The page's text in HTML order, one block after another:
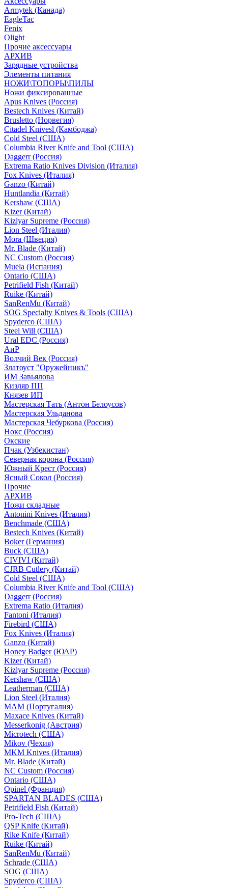
Armytek (Канада)
EagleTac
Fenix
Olight
Прочие аксессуары
АРХИВ
Зарядные устройства
Элементы питания
НОЖИ\ТОПОРЫ\ПИЛЫ
Ножи фиксированные
Apus Knives (Россия)
Bestech Knives (Китай)
Brusletto (Норвегия)
Citadel Knivesl (Камбоджа)
Cold Steel (США)
Columbia River Knife and Tool (США)
Daggerr (Россия)
Extrema Ratio Knives Division (Италия)
Fox Knives (Италия)
Ganzo (Китай)
Huntlandia (Китай)
Kershaw (США)
Kizer (Китай)
Kizlyar Supreme (Россия)
Lion Steel (Италия)
Mora (Швеция)
Mr. Blade (Китай)
NC Custom (Россия)
Muela (Испания)
Ontario (США)
Petrifield Fish (Китай)
Ruike (Китай)
SanRenMu (Китай)
SOG Specialty Knives & Tools (США)
Spyderco (США)
Steel Will (США)
Ural EDC (Россия)
АиР
Волчий Век (Россия)
Златоуст "Оружейникъ"
ИМ Завьялова
Кизляр ПП
Князев ИП
Мастерская Тать (Антон Белоусов)
Мастерская Ульданова
Мастерская Чебуркова (Россия)
Нокс (Россия)
Окские
Пчак (Узбекистан)
Северная корона (Россия)
Южный Крест (Россия)
Ясный Сокол (Россия)
Прочие
АРХИВ
Ножи складные
Antonini Knives (Италия)
Benchmade (США)
Bestech Knives (Китай)
Boker (Германия)
Buck (США)
CIVIVI (Китай)
CJRB Cutlery (Китай)
Cold Steel (США)
Columbia River Knife and Tool (США)
Daggerr (Россия)
Extrema Ratio (Италия)
Fantoni (Италия)
Firebird (США)
Fox Knives (Италия)
Ganzo (Китай)
Honey Badger (ЮАР)
Kizer (Китай)
Kizlyar Supreme (Россия)
Kershaw (США)
Leatherman (США)
Lion Steel (Италия)
MAM (Португалия)
Maxace Knives (Китай)
Messerkonig (Австрия)
Microtech (США)
Mikov (Чехия)
MKM Knives (Италия)
Mr. Blade (Китай)
NC Custom (Россия)
Ontario (США)
Opinel (Франция)
SPARTAN BLADES (США)
Petrifield Fish (Китай)
Pro-Tech (США)
QSP Knife (Китай)
Rike Knife (Китай)
Ruike (Китай)
SanRenMu (Китай)
Schrade (США)
SOG (США)
Spyderco (США)